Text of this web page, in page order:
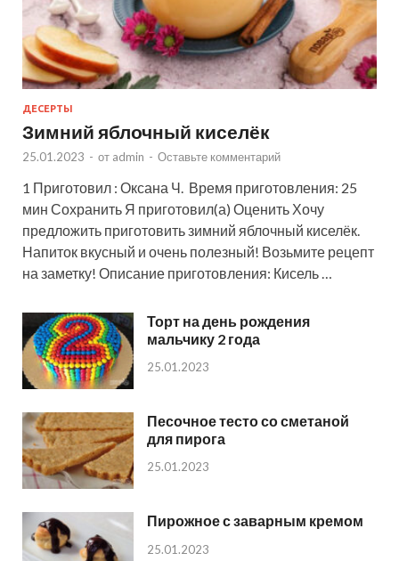
ДЕСЕРТЫ
Зимний яблочный киселёк
25.01.2023 - от admin - Оставьте комментарий
1 Приготовил : Оксана Ч. Время приготовления: 25
мин Сохранить Я приготовил(а) Оценить Хочу
предложить приготовить зимний яблочный киселёк.
Напиток вкусный и очень полезный! Возьмите рецепт
на заметку! Описание приготовления: Кисель …
Торт на день рождения
мальчику 2 года
25.01.2023
Песочное тесто со сметаной
для пирога
25.01.2023
Пирожное с заварным кремом
25.01.2023